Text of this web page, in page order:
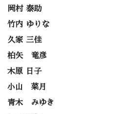
岡村 泰助
竹内 ゆりな
久家 三佳
柏矢 竜彦
木原 日子
小山 菜月
青木 みゆき